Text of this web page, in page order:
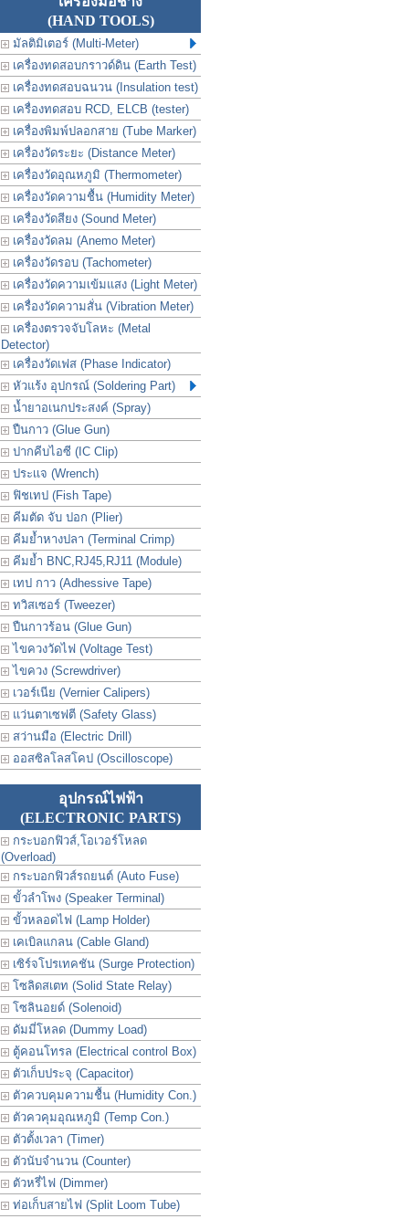
(HAND TOOLS)
มัลติมิเตอร์ (Multi-Meter)
เครื่องทดสอบกราวด์ดิน (Earth Test)
เครื่องทดสอบฉนวน (Insulation test)
เครื่องทดสอบ RCD, ELCB (tester)
เครื่องพิมพ์ปลอกสาย (Tube Marker)
เครื่องวัดระยะ (Distance Meter)
เครื่องวัดอุณหภูมิ (Thermometer)
เครื่องวัดความชื้น (Humidity Meter)
เครื่องวัดสียง (Sound Meter)
เครื่องวัดลม (Anemo Meter)
เครื่องวัดรอบ (Tachometer)
เครื่องวัดความเข้มแสง (Light Meter)
เครื่องวัดความสั่น (Vibration Meter)
เครื่องตรวจจับโลหะ (Metal
Detector)
เครื่องวัดเฟส (Phase Indicator)
หัวแร้ง อุปกรณ์ (Soldering Part)
น้ำยาอเนกประสงค์ (Spray)
ปืนกาว (Glue Gun)
ปากคีบไอซี (IC Clip)
ประเเจ (Wrench)
ฟิชเทป (Fish Tape)
คีมตัด จับ ปอก (Plier)
คีมย้ำหางปลา (Terminal Crimp)
คีมย้ำ BNC,RJ45,RJ11 (Module)
เทป กาว (Adhessive Tape)
ทวิสเซอร์ (Tweezer)
ปืนกาวร้อน (Glue Gun)
ไขควงวัดไฟ (Voltage Test)
ไขควง (Screwdriver)
เวอร์เนีย (Vernier Calipers)
แว่นตาเซฟตี (Safety Glass)
สว่านมือ (Electric Drill)
ออสซิลโลสโคป (Oscilloscope)
อุปกรณ์ไฟฟ้า
(ELECTRONIC PARTS)
กระบอกฟิวส์,โอเวอร์โหลด
(Overload)
กระบอกฟิวส์รถยนต์ (Auto Fuse)
ขั้วลำโพง (Speaker Terminal)
ขั้วหลอดไฟ (Lamp Holder)
เคเบิลแกลน (Cable Gland)
เซิร์จโปรเทคชัน (Surge Protection)
โซลิดสเตท (Solid State Relay)
โซลินอยด์ (Solenoid)
ดัมมี่โหลด (Dummy Load)
ตู้คอนโทรล (Electrical control Box)
ตัวเก็บประจุ (Capacitor)
ตัวควบคุมความชื้น (Humidity Con.)
ตัวควคุมอุณหภูมิ (Temp Con.)
ตัวตั้งเวลา (Timer)
ตัวนับจำนวน (Counter)
ตัวหรี่ไฟ (Dimmer)
ท่อเก็บสายไฟ (Split Loom Tube)